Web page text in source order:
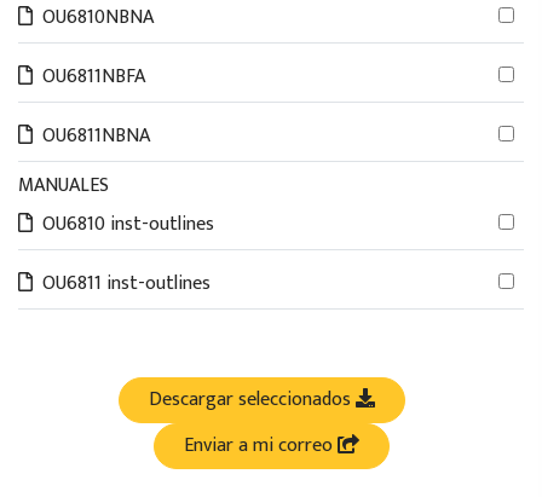
OU6810NBNA
OU6811NBFA
OU6811NBNA
MANUALES
OU6810 inst-outlines
OU6811 inst-outlines
Descargar seleccionados
Enviar a mi correo